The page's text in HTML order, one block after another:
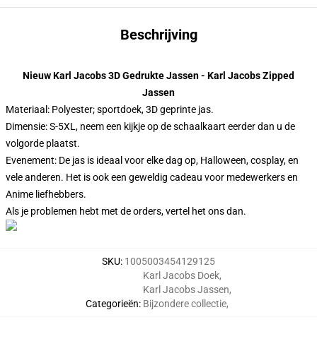
Beschrijving
Nieuw Karl Jacobs 3D Gedrukte Jassen - Karl Jacobs Zipped
Jassen
Materiaal: Polyester; sportdoek, 3D geprinte jas.
Dimensie: S-5XL, neem een kijkje op de schaalkaart eerder dan u de
volgorde plaatst.
Evenement: De jas is ideaal voor elke dag op, Halloween, cosplay, en
vele anderen. Het is ook een geweldig cadeau voor medewerkers en
Anime liefhebbers.
Als je problemen hebt met de orders, vertel het ons dan.
SKU: 1005003454129125
Categorieën:
Karl Jacobs Doek,
Karl Jacobs Jassen,
Bijzondere collectie,